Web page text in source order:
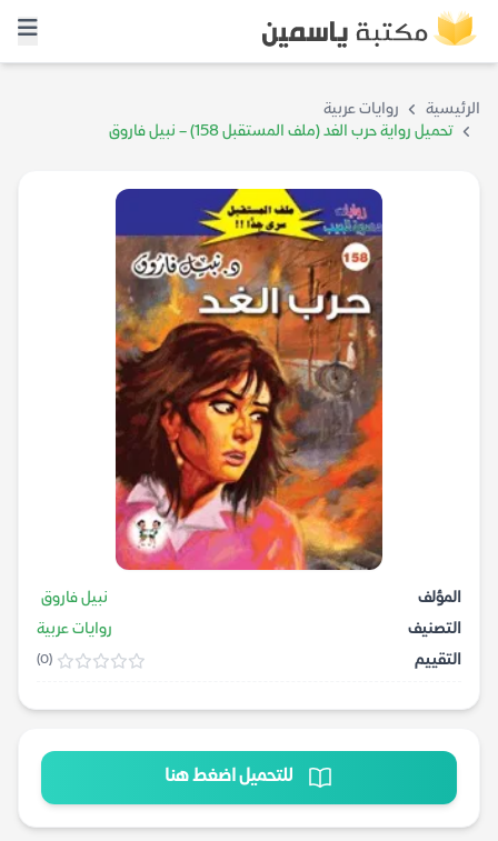
الرئيسية
روايات عربية
تحميل رواية حرب الغد (ملف المستقبل 158) – نبيل فاروق
المؤلف
نبيل فاروق
التصنيف
روايات عربية
التقييم
(0)
للتحميل اضغط هنا